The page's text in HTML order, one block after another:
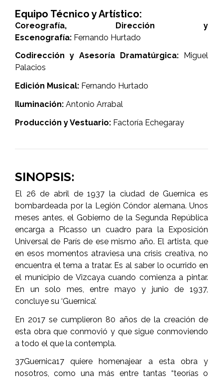
Equipo Técnico y Artístico:
Coreografía, Dirección y
Escenografía: Fernando Hurtado
Codirección y Asesoría Dramatúrgica: Miguel
Palacios
Edición Musical: Fernando Hurtado
Iluminación: Antonio Arrabal
Producción y Vestuario: Factoría Echegaray
SINOPSIS:
El 26 de abril de 1937 la ciudad de Guernica es
bombardeada por la Legión Cóndor alemana. Unos
meses antes, el Gobierno de la Segunda República
encarga a Picasso un cuadro para la Exposición
Universal de París de ese mismo año. El artista, que
en esos momentos atraviesa una crisis creativa, no
encuentra el tema a tratar. Es al saber lo ocurrido en
el municipio de Vizcaya cuando comienza a pintar.
En un solo mes, entre mayo y junio de 1937,
concluye su ‘Guernica’.
En 2017 se cumplieron 80 años de la creación de
esta obra que conmovió y que sigue conmoviendo
a todo el que la contempla.
37Guernica17 quiere homenajear a esta obra y
nosotros, como una más entre tantas “teorías o